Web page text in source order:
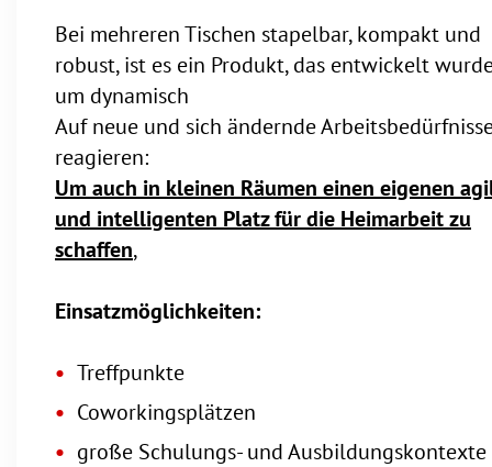
Bei mehreren Tischen stapelbar, kompakt und
robust, ist es ein Produkt, das entwickelt
um dynamisch
Auf neue und sich ändernde
reagieren:
Um auch in kleinen Räumen einen eigenen
und intelligenten Platz für die Heimarbeit zu
schaffen,
Einsatzmöglichkeiten:
Treffpunkte
Coworkingsplätzen
große Schulungs- und Ausbildungskontexte